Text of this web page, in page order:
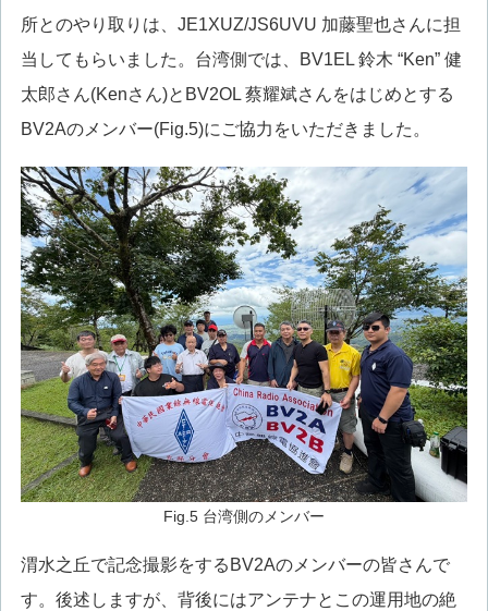
所とのやり取りは、JE1XUZ/JS6UVU 加藤聖也さんに担
当してもらいました。台湾側では、BV1EL 鈴木 “Ken” 健
太郎さん(Kenさん)とBV2OL 蔡耀斌さんをはじめとする
BV2Aのメンバー(Fig.5)にご協力をいただきました。
Fig.5 台湾側のメンバー
渭水之丘で記念撮影をするBV2Aのメンバーの皆さんで
す。後述しますが、背後にはアンテナとこの運用地の絶